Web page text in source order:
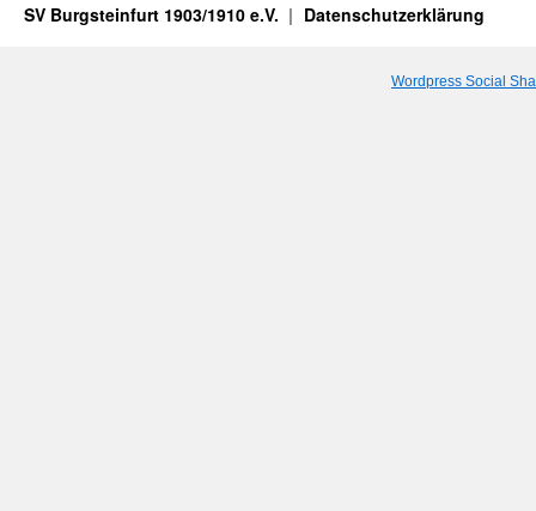
SV Burgsteinfurt 1903/1910 e.V. Datenschutzerklärung
Wordpress Social